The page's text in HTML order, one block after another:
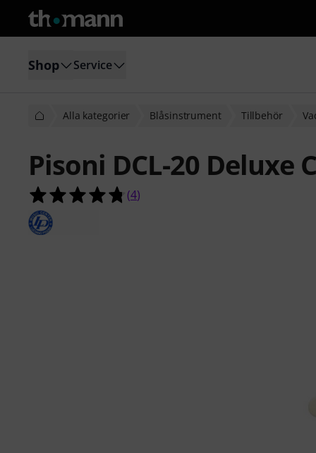
Shop Service
Alla kategorier Blåsinstrument Tillbehör
Pisoni DCL-20 Deluxe
4.8 av 5 stjärnor från 4 kundbetyg
(4)